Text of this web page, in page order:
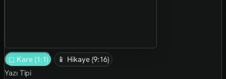
◻ Kare (1:1)
📱 Hikaye (9:16)
Yazı Tipi